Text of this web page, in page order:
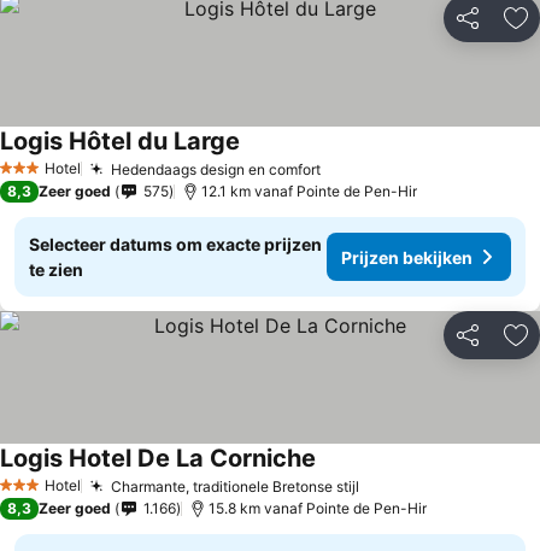
Delen
3 SterrenHotel Hedendaags design en comfort
Logis Hôtel du Large
8,3 Zeer goed 575 12.1 km vanaf Pointe de Pen-Hir
Selecteer datums om exacte prijzen
te zien
Prijzen bekijken
Delen
3 SterrenHotel Charmante, traditionele Bretonse stijl
Logis Hotel De La Corniche
8,3 Zeer goed 1.166 15.8 km vanaf Pointe de Pen-Hir